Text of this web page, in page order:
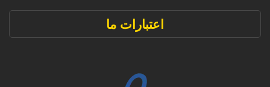
اعتبارات ما